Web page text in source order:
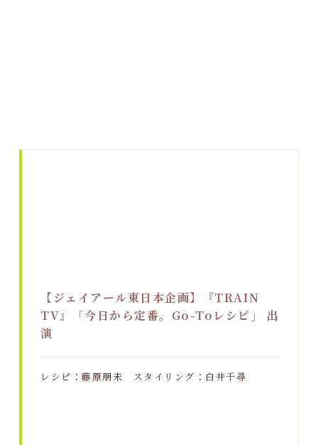
【ジェイアール東日本企画】『TRAIN
TV』「今日から定番。Go-Toレシピ」 出
演
レシピ：藤原朋未 スタイリング：白井千尋